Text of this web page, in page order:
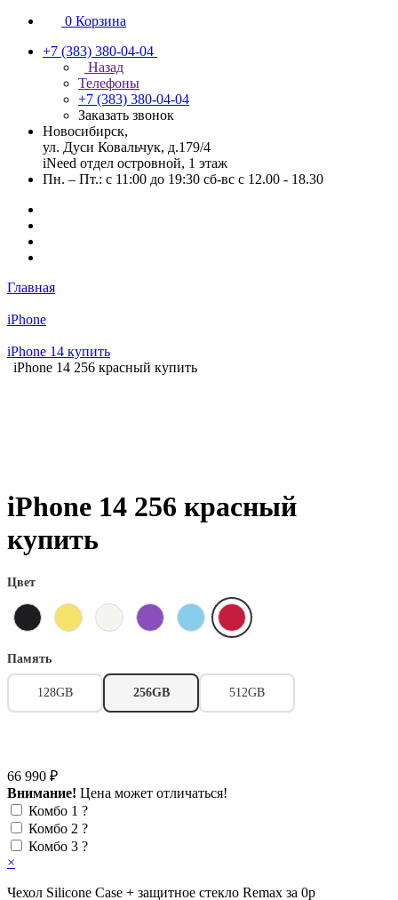
0 Корзина
+7 (383) 380-04-04
Назад
Телефоны
+7 (383) 380-04-04
Заказать звонок
Новосибирск,
ул. Дуси Ковальчук, д.179/4
iNeed отдел островной, 1 этаж
Пн. – Пт.: с 11:00 до 19:30 сб-вс с 12.00 - 18.30
Главная
iPhone
iPhone 14 купить
iPhone 14 256 красный купить
iPhone 14 256 красный
купить
Цвет
Память
128GB 256GB 512GB
66 990 ₽
Внимание! Цена может отличаться!
Комбо 1 ?
Комбо 2 ?
Комбо 3 ?
×
Чехол Silicone Case + защитное стекло Remax за 0р